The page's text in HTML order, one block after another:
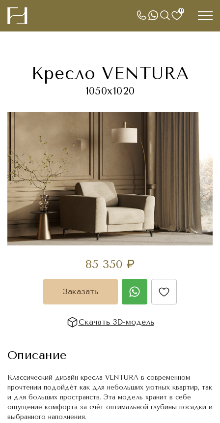
0
Кресло VENTURA
1050x1020
85 350 ₽
Заказать
Скачать 3D-модель
Описание
Классический дизайн кресла VENTURA в современном
прочтении подойдёт как для небольших уютных квартир, так
и для больших пространств. Эта модель хранит в себе
ощущение комфорта за счёт оптимальной глубины посадки и
выбранного наполнения.